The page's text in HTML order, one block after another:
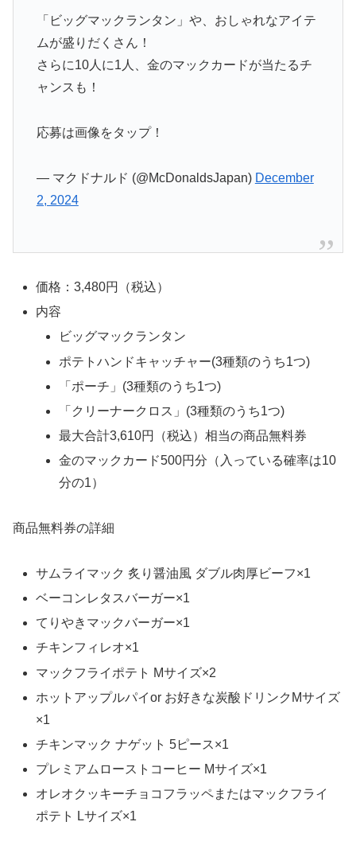
「ビッグマックランタン」や、おしゃれなアイテ
ムが盛りだくさん！
さらに10人に1人、金のマックカードが当たるチ
ャンスも！
応募は画像をタップ！
— マクドナルド (@McDonaldsJapan) December
2, 2024
価格：3,480円（税込）
内容
ビッグマックランタン
ポテトハンドキャッチャー(3種類のうち1つ)
「ポーチ」(3種類のうち1つ)
「クリーナークロス」(3種類のうち1つ)
最大合計3,610円（税込）相当の商品無料券
金のマックカード500円分（入っている確率は10
分の1）
商品無料券の詳細
サムライマック 炙り醤油風 ダブル肉厚ビーフ×1
ベーコンレタスバーガー×1
てりやきマックバーガー×1
チキンフィレオ×1
マックフライポテト Mサイズ×2
ホットアップルパイor お好きな炭酸ドリンクMサイズ
×1
チキンマック ナゲット 5ピース×1
プレミアムローストコーヒー Mサイズ×1
オレオクッキーチョコフラッペまたはマックフライ
ポテト Lサイズ×1